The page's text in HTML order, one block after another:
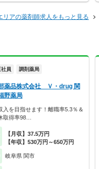
リアの薬剤師求人をもっと見る
社員 調剤薬局
薬品株式会社 Ｖ・drug 関
野薬局
入を目指せます！離職率5.3％＆
取得率98…
【月収】37.5万円
【年収】530万円～650万円
岐阜県 関市